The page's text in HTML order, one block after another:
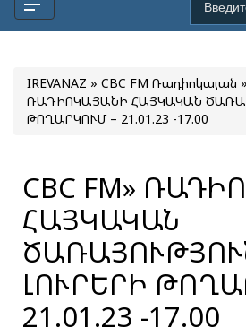
IREVANAZ » CBC FM Ռադիոկայան
ՌԱԴԻՈԿԱՅԱՆԻ ՀԱՅԿԱԿԱՆ
ԹՈՂԱՐԿՈՒՄ – 21.01.23 -17.00
CBC FM»
ՀԱՅԿԱԿԱՆ
ԼՈՒՐԵՐԻ
21.01.23 -17.00